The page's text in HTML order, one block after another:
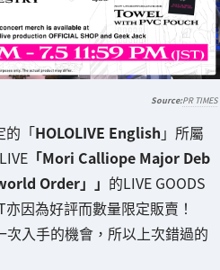
PR TIMES
的「HOLOLIVE English 」所屬
「Mori Calliope Major Deb
Order」」 的LIVE GOODS
亦因為好評而數量限定販賣！
次入手的機會，所以上次錯過的